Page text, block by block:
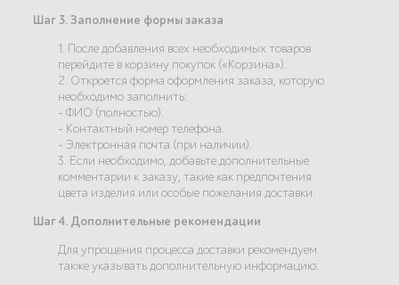
Шаг 3. Заполнение формы заказа
1. После добавления всех необходимых товаров
перейдите в корзину покупок («Корзина»).
2. Откроется форма оформления заказа, которую
необходимо заполнить:
- ФИО (полностью).
- Контактный номер телефона.
- Электронная почта (при наличии).
3. Если необходимо, добавьте дополнительные
комментарии к заказу, такие как предпочтения
цвета изделия или особые пожелания доставки.
Шаг 4. Дополнительные рекомендации
Для упрощения процесса доставки рекомендуем
также указывать дополнительную информацию: